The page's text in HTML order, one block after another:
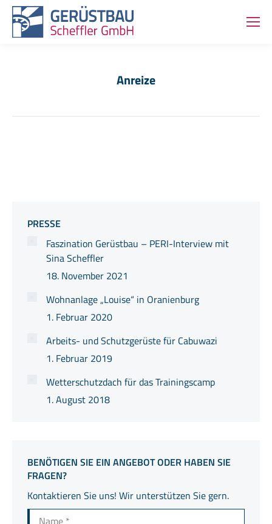
Anreize
PRESSE
Faszination Gerüstbau – PERI-Interview mit
Sina Scheffler
18. November 2021
Wohnanlage „Louise“ in Oranienburg
1. Februar 2020
Arbeits- und Schutzgerüste für Cabuwazi
1. Februar 2019
Wetterschutzdach für das Trainingscamp
1. August 2018
BENÖTIGEN SIE EIN ANGEBOT ODER HABEN SIE
FRAGEN?
Kontaktieren Sie uns! Wir unterstützen Sie gern.
Name *